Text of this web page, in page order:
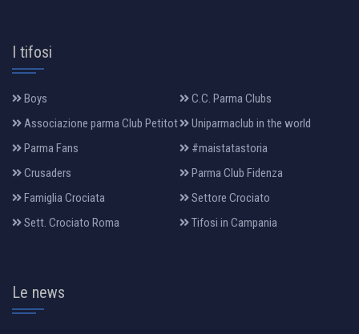
I tifosi
Boys
C.C. Parma Clubs
Associazione parma Club Petitot
Uniparmaclub in the world
Parma Fans
#maistatastoria
Crusaders
Parma Club Fidenza
Famiglia Crociata
Settore Crociato
Sett. Crociato Roma
Tifosi in Campania
Le news